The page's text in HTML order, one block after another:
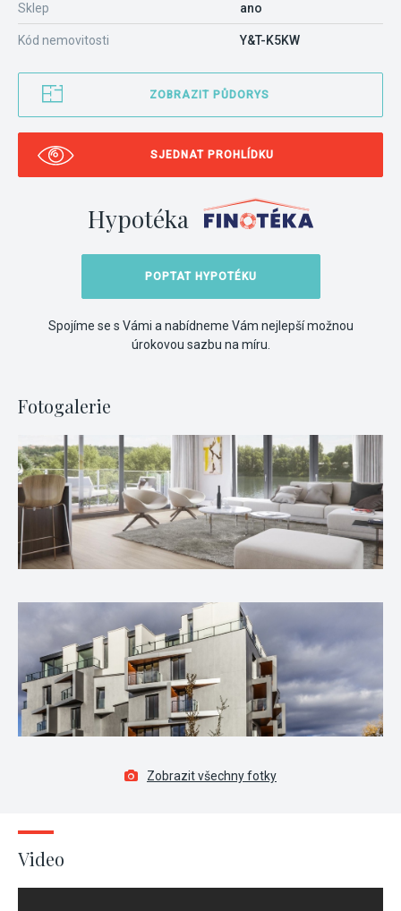
Sklep ano
Kód nemovitosti Y&T-K5KW
ZOBRAZIT PŮDORYS
SJEDNAT PROHLÍDKU
Hypotéka
POPTAT HYPOTÉKU
Spojíme se s Vámi a nabídneme Vám nejlepší možnou
úrokovou sazbu na míru.
Fotogalerie
Zobrazit všechny fotky
Video